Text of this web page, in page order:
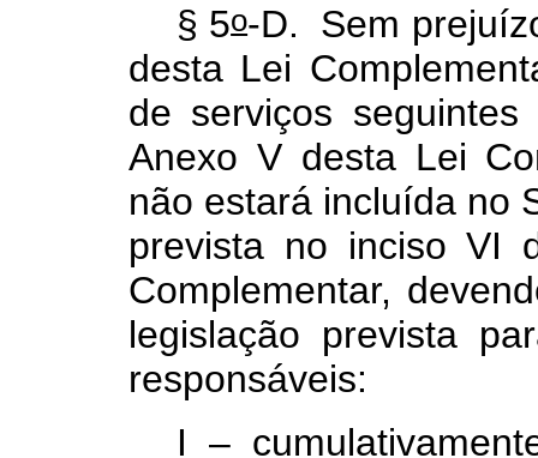
§ 5o-D. Sem
desta Lei
de serviços
Anexo V desta Lei
não estará incluída no
prevista no inciso VI
Complementar,
legislação prevista
responsáveis:
I –